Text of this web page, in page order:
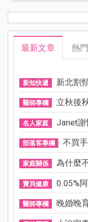
最新文章 熱
新知快遞 新北割
醫師專欄 立秋後
名人家庭 Janet謝
部落客專欄 不買
家庭關係 為什麼
寶貝健康 0.05%
醫師專欄 晚婚晚